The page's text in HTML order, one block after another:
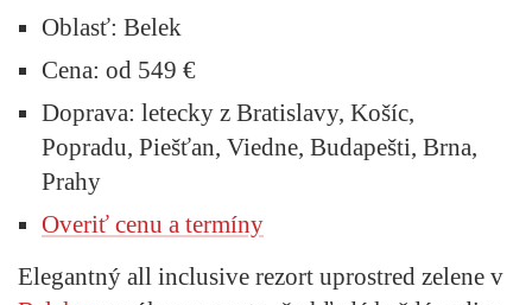
Oblasť: Belek
Cena: od 549 €
Doprava: letecky z Bratislavy, Košíc,
Popradu, Piešťan, Viedne, Budapešti, Brna,
Prahy
Overiť cenu a termíny
Elegantný all inclusive rezort uprostred zelene v